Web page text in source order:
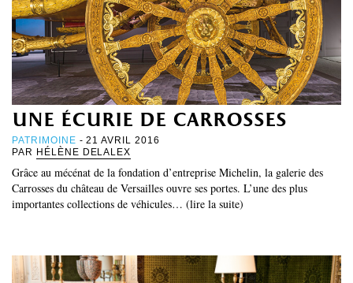
une écurie de carrosses
PATRIMOINE - 21 AVRIL 2016
PAR HÉLÈNE DELALEX
Grâce au mécénat de la fondation d’entreprise Michelin, la galerie des
Carrosses du château de Versailles ouvre ses portes. L’une des plus
importantes collections de véhicules… (lire la suite)